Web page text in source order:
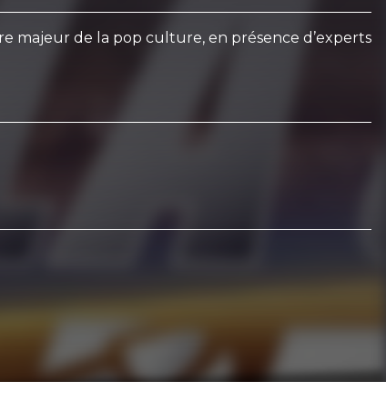
majeur de la pop culture, en présence d’experts